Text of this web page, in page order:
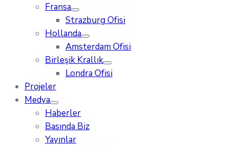
Fransa
Strazburg Ofisi
Hollanda
Amsterdam Ofisi
Birleşik Krallık
Londra Ofisi
Projeler
Medya
Haberler
Basında Biz
Yayınlar